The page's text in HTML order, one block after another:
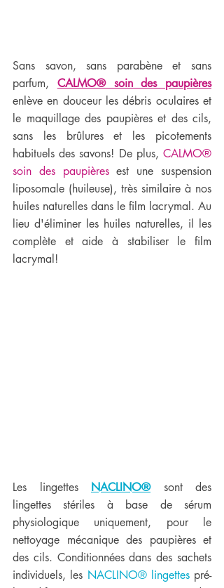
Sans savon, sans parabène et sans
parfum, CALMO® soin des paupières
enlève en douceur les débris oculaires et
le maquillage des paupières et des cils,
sans les brûlures et les picotements
habituels des savons! De plus, CALMO®
soin des paupières est une suspension
liposomale (huileuse), très similaire à nos
huiles naturelles dans le film lacrymal. Au
lieu d'éliminer les huiles naturelles, il les
complète et aide à stabiliser le film
lacrymal!
Les lingettes NACLINO® sont des
lingettes stériles à base de sérum
physiologique uniquement, pour le
nettoyage mécanique des paupières et
des cils. Conditionnées dans des sachets
individuels, les NACLINO® lingettes pré-